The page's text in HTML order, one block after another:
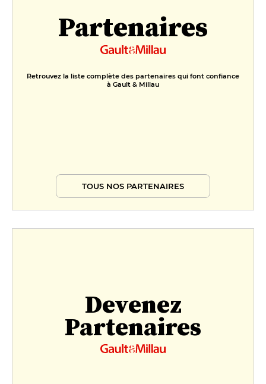
Partenaires
Retrouvez la liste complète des partenaires qui font confiance
à Gault & Millau
TOUS NOS PARTENAIRES
Devenez
Partenaires